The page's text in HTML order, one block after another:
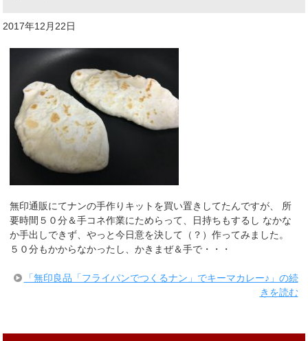
2017年12月22日
無印通販にてナンの手作りキットを買い置きしてたんですが、 所
要時間５０分＆手コネ作業にためらって、日持ちもするし なかな
か手出しできず、やっと今日意を決して（？）作ってみました。
５０分もかからなかったし、かきまぜ＆手で・・・
「無印良品「フライパンでつくるナン」でキーマカレー♪」の続
きを読む